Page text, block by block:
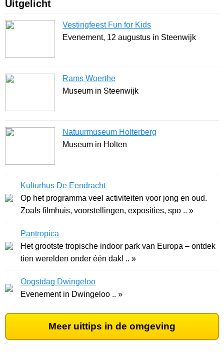
Uitgelicht
Vestingfeest Fun for Kids
Evenement, 12 augustus in Steenwijk
Rams Woerthe
Museum in Steenwijk
Natuurmuseum Holterberg
Museum in Holten
Kulturhus De Eendracht
Op het programma veel activiteiten voor jong en oud.
Zoals filmhuis, voorstellingen, exposities, spo .. »
Pantropica
Het grootste tropische indoor park van Europa – ontdek
tien werelden onder één dak! .. »
Oogstdag Dwingeloo
Evenement in Dwingeloo .. »
Meer uittips in de omgeving